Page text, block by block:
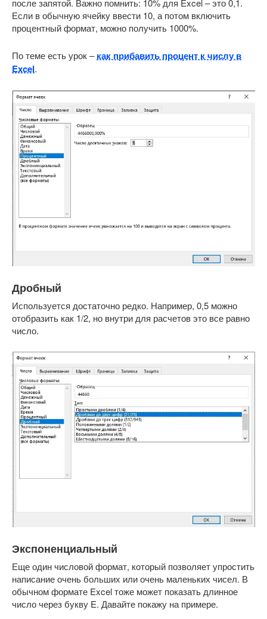
Если в обычную ячейку ввести 10, а потом включить
процентный формат, можно получить 1000%.
По теме есть урок –как прибавить процент к числу в
Excel.
Дробный
Используется достаточно редко. Например, 0,5 можно
отобразить как 1/2, но внутри для расчетов это все равно
число.
Экспоненциальный
Еще один числовой формат, который позволяет упростить
написание очень больших или очень маленьких чисел. В
обычном формате Excel тоже может показать длинное
число через букву E. Давайте покажу на примере.